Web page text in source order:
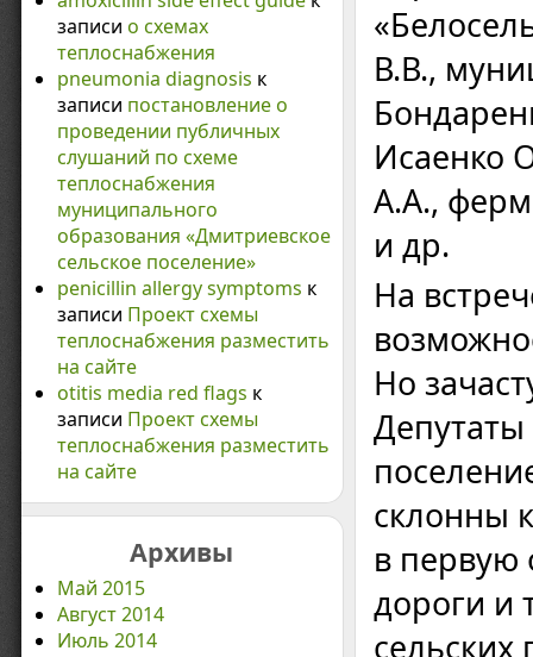
записи о схемах
теплоснабжения
pneumonia diagnosis к
записи постановление о
проведении публичных
слушаний по схеме
теплоснабжения
муниципального
образования «Дмитриевское
сельское поселение»
penicillin allergy symptoms к
записи Проект схемы
теплоснабжения разместить
на сайте
otitis media red flags к
записи Проект схемы
теплоснабжения разместить
на сайте
Архивы
Май 2015
Август 2014
Июль 2014
В.В.,
Исаенко
А.А.,
и др.
На
Но
склонны
в первую
дороги и
сельских